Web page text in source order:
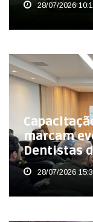
28/07/2026
marcam
Dentistas
28/07/2026